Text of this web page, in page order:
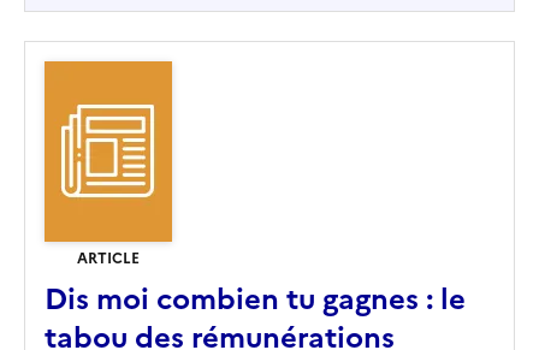
ARTICLE
Dis moi combien tu gagnes : le
tabou des rémunérations